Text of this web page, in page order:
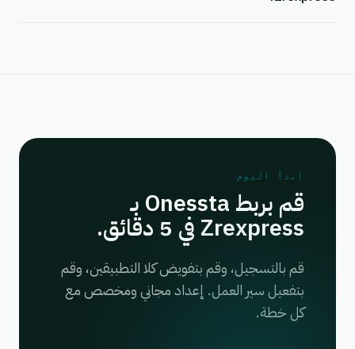
ابدأ اليوم
قم بربط Onessta بـ
Zrexpress في 5 دقائق.
قم بالتسجيل، وقم بتفويض كلا التطبيقين، وقم
بتفعيل سير العمل. إعداد مجاني ومخصص مع
كل خطة.